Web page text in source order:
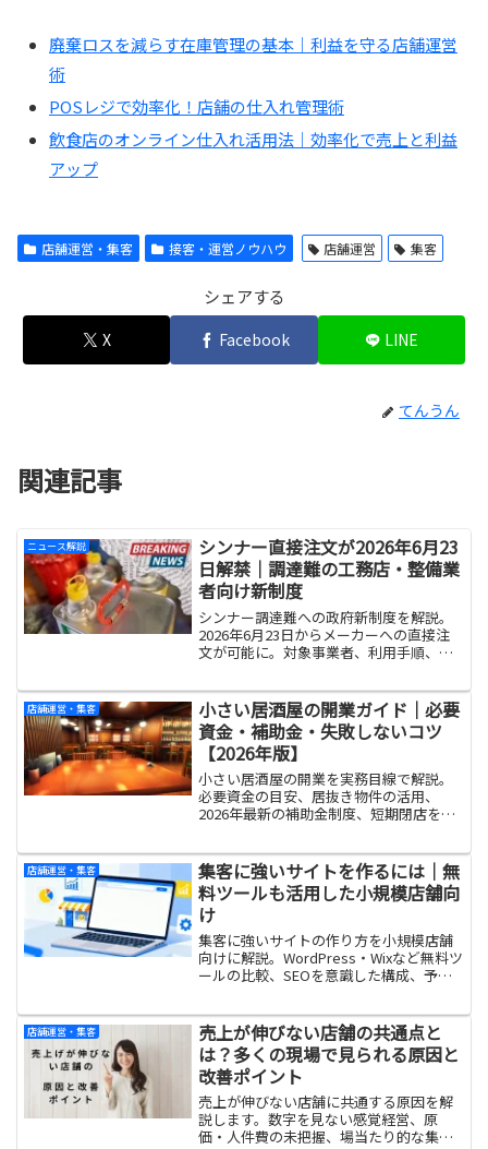
廃棄ロスを減らす在庫管理の基本｜利益を守る店舗運営
術
POSレジで効率化！店舗の仕入れ管理術
飲食店のオンライン仕入れ活用法｜効率化で売上と利益
アップ
店舗運営・集客 接客・運営ノウハウ 店舗運営 集客
シェアする
X Facebook LINE
てんうん
関連記事
ニュース解説
シンナー直接注文が2026年6月23
日解禁｜調達難の工務店・整備業
者向け新制度
シンナー調達難への政府新制度を解説。
2026年6月23日からメーカーへの直接注
文が可能に。対象事業者、利用手順、ア
後の見通しを工務店・塗装・自動車整備
業者向けにまとめました。
店舗運営・集客
小さい居酒屋の開業ガイド｜必要
資金・補助金・失敗しないコツ
【2026年版】
小さい居酒屋の開業を実務目線で解説。
必要資金の目安、居抜き物件の活用、
2026年最新の補助金制度、短期閉店を避
き情報をまとめました。
店舗運営・集客
集客に強いサイトを作るには｜無
料ツールも活用した小規模店舗向
け
集客に強いサイトの作り方を小規模店舗
向けに解説。WordPress・Wixなど無料ツ
ールの比較、SEOを意識した構成、予
を紹介します。
店舗運営・集客
売上が伸びない店舗の共通点と
は？多くの現場で見られる原因と
改善ポイント
売上が伸びない店舗に共通する原因を解
説します。数字を見ない感覚経営、原
価・人件費の未把握、場当たり的な集客